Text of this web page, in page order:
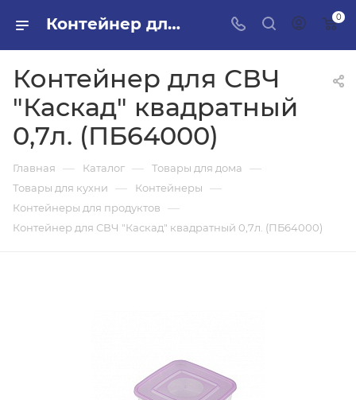
Контейнер для СВЧ "Каскад" квадратный 0,7л. (ПБ64000) в ПИЛОН — купить стройматериалы в интернет-магазине ПИЛОН с доставкой оптом и в розницу 0
Контейнер для СВЧ
"Каскад" квадратный
0,7л. (ПБ64000)
Главная — Каталог — Товары для дома —
Товары для кухни — Контейнеры —
Контейнеры для продуктов —
Контейнер для СВЧ "Каскад" квадратный 0,7л. (ПБ64000)